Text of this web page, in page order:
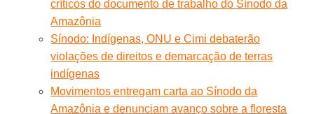
críticos do documento de trabalho do Sínodo da
Amazônia
Sínodo: Indígenas, ONU e Cimi debaterão
violações de direitos e demarcação de terras
indígenas
Movimentos entregam carta ao Sínodo da
Amazônia e denunciam avanço sobre a floresta